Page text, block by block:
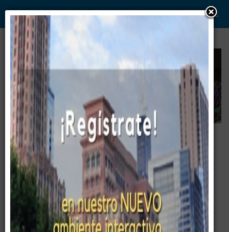
WWW. PABLO G PAEZ .COM
www . piramide digital . com
Pablo G Páez
44. Las obras más leídas en el mundo